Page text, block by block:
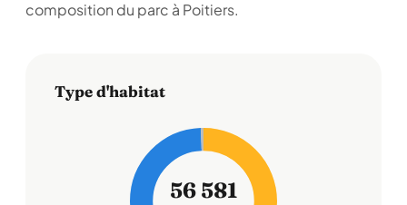
composition du parc à Poitiers.
Type d'habitat
56 581